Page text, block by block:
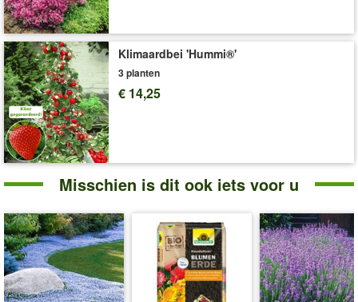
Klimaardbei 'Hummi®'
3 planten
€ 14,25
Misschien is dit ook iets voor u